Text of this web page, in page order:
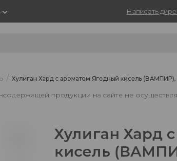
Написать
/ Хулиган Хард с ароматом Ягодный кисель (ВАМПИР),
продукции на сайте не
Хулиган Хард
кисель